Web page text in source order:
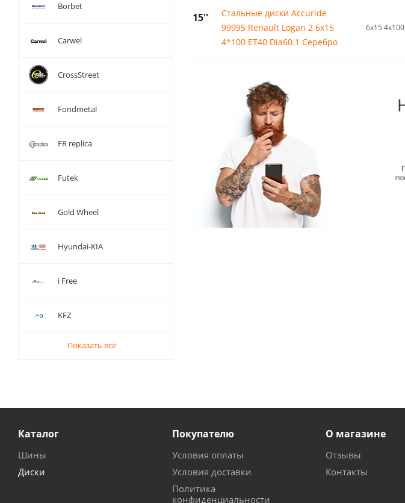
15''
Стальные диски Accuride
99995 Renault Logan 2 6x15
4*100 ET40 Dia60.1 Серебро
6x15 4x100
Borbet
Carwel
CrossStreet
Fondmetal
FR replica
Futek
Gold Wheel
Hyundai-KIA
i Free
KFZ
Показать все
Каталог
Шины
Диски
Покупателю
Условия оплаты
Условия доставки
Политика
конфиденциальности
О магазине
Отзывы
Контакты